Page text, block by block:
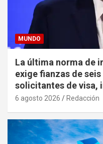
MUNDO
La última norma de
exige fianzas de
solicitantes de visa,
6 agosto 2026 Redacción